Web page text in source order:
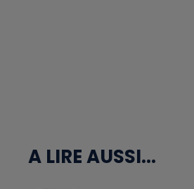
A LIRE AUSSI...